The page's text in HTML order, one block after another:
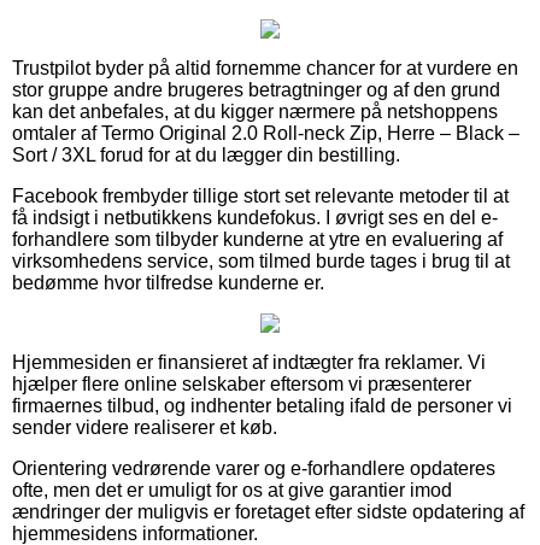
Trustpilot byder på altid fornemme chancer for at vurdere en
stor gruppe andre brugeres betragtninger og af den grund
kan det anbefales, at du kigger nærmere på netshoppens
omtaler af Termo Original 2.0 Roll-neck Zip, Herre – Black –
Sort / 3XL forud for at du lægger din bestilling.
Facebook frembyder tillige stort set relevante metoder til at
få indsigt i netbutikkens kundefokus. I øvrigt ses en del e-
forhandlere som tilbyder kunderne at ytre en evaluering af
virksomhedens service, som tilmed burde tages i brug til at
bedømme hvor tilfredse kunderne er.
Hjemmesiden er finansieret af indtægter fra reklamer. Vi
hjælper flere online selskaber eftersom vi præsenterer
firmaernes tilbud, og indhenter betaling ifald de personer vi
sender videre realiserer et køb.
Orientering vedrørende varer og e-forhandlere opdateres
ofte, men det er umuligt for os at give garantier imod
ændringer der muligvis er foretaget efter sidste opdatering af
hjemmesidens informationer.